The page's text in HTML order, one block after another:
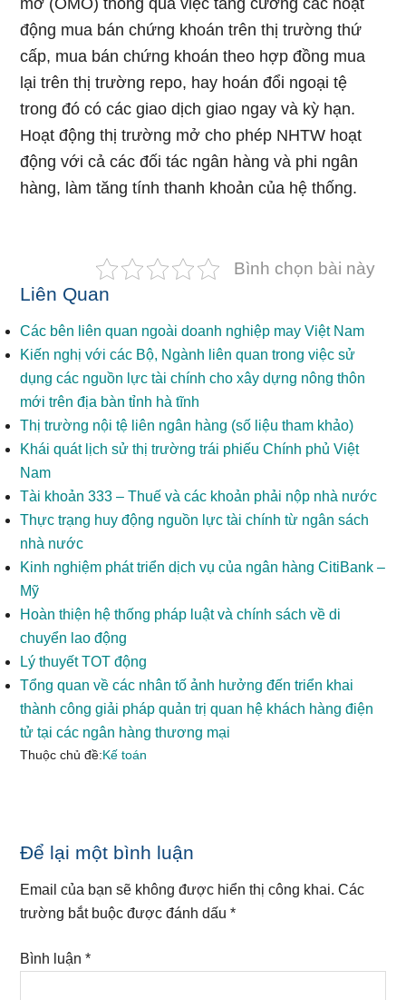
mở (OMO) thông qua việc tăng cường các hoạt
động mua bán chứng khoán trên thị trường thứ
cấp, mua bán chứng khoán theo hợp đồng mua
lại trên thị trường repo, hay hoán đổi ngoại tệ
trong đó có các giao dịch giao ngay và kỳ hạn.
Hoạt động thị trường mở cho phép NHTW hoạt
động với cả các đối tác ngân hàng và phi ngân
hàng, làm tăng tính thanh khoản của hệ thống.
Bình chọn bài này
Liên Quan
Các bên liên quan ngoài doanh nghiệp may Việt Nam
Kiến nghị với các Bộ, Ngành liên quan trong việc sử
dụng các nguồn lực tài chính cho xây dựng nông thôn
mới trên địa bàn tỉnh hà tĩnh
Thị trường nội tệ liên ngân hàng (số liệu tham khảo)
Khái quát lịch sử thị trường trái phiếu Chính phủ Việt
Nam
Tài khoản 333 – Thuế và các khoản phải nộp nhà nước
Thực trạng huy động nguồn lực tài chính từ ngân sách
nhà nước
Kinh nghiệm phát triển dịch vụ của ngân hàng CitiBank –
Mỹ
Hoàn thiện hệ thống pháp luật và chính sách về di
chuyển lao động
Lý thuyết TOT động
Tổng quan về các nhân tố ảnh hưởng đến triển khai
thành công giải pháp quản trị quan hệ khách hàng điện
tử tại các ngân hàng thương mại
Thuộc chủ đề:Kế toán
Reader
Interactions
Để lại một bình luận
Email của bạn sẽ không được hiển thị công khai. Các
trường bắt buộc được đánh dấu*
Bình luận*